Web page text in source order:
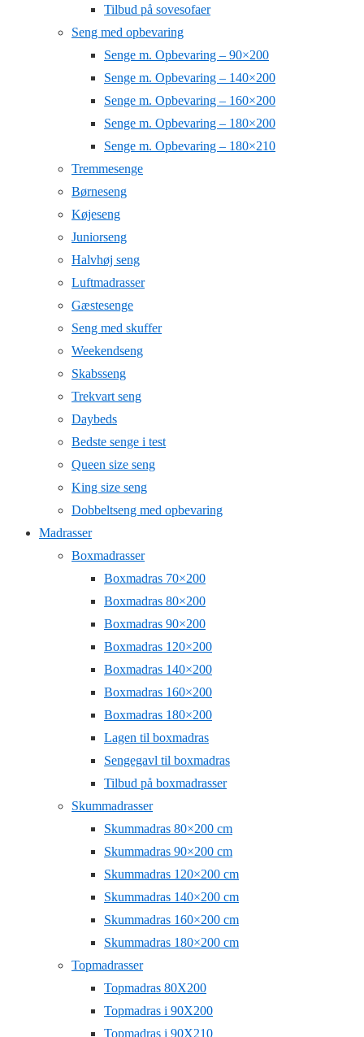
Tilbud på sovesofaer
Seng med opbevaring
Senge m. Opbevaring – 90×200
Senge m. Opbevaring – 140×200
Senge m. Opbevaring – 160×200
Senge m. Opbevaring – 180×200
Senge m. Opbevaring – 180×210
Tremmesenge
Børneseng
Køjeseng
Juniorseng
Halvhøj seng
Luftmadrasser
Gæstesenge
Seng med skuffer
Weekendseng
Skabsseng
Trekvart seng
Daybeds
Bedste senge i test
Queen size seng
King size seng
Dobbeltseng med opbevaring
Madrasser
Boxmadrasser
Boxmadras 70×200
Boxmadras 80×200
Boxmadras 90×200
Boxmadras 120×200
Boxmadras 140×200
Boxmadras 160×200
Boxmadras 180×200
Lagen til boxmadras
Sengegavl til boxmadras
Tilbud på boxmadrasser
Skummadrasser
Skummadras 80×200 cm
Skummadras 90×200 cm
Skummadras 120×200 cm
Skummadras 140×200 cm
Skummadras 160×200 cm
Skummadras 180×200 cm
Topmadrasser
Topmadras 80X200
Topmadras i 90X200
Topmadras i 90X210